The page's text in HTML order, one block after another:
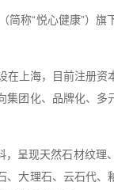
简称“悦心健康”）旗
在上海，目前注册资
集团化、品牌化、多
呈现天然石材纹理
、大理石、云石代、